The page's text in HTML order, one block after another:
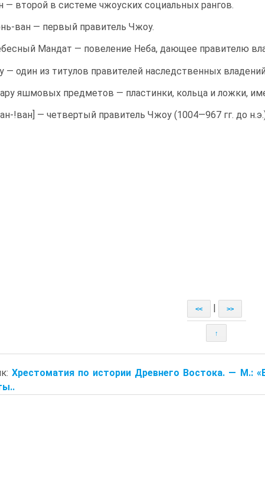
— второй в системе чжоуских социальных рангов.
ван — первый правитель Чжоу.
Мандат — повеление Неба, дающее правителю
— один из титулов правителей наследственных
яшмовых предметов — пластинки, кольца и ложки,
!ван] — четвертый правитель Чжоу (1004—967 гг. до
<< | >>
↑
Хрестоматия по истории Древнего Востока. — M.: